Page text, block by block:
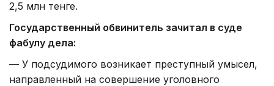
2,5 млн тенге.
Государственный обвинитель зачитал в суде
фабулу дела:
— У подсудимого возникает преступный умысел,
направленный на совершение уголовного